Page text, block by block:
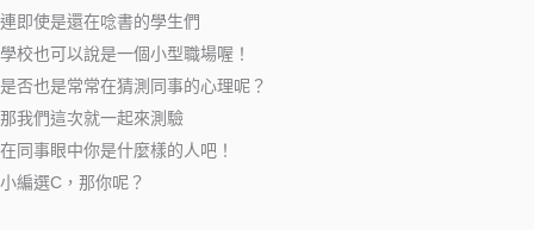
連即使是還在唸書的學生們
學校也可以說是一個小型職場喔！
是否也是常常在猜測同事的心理呢？
那我們這次就一起來測驗
在同事眼中你是什麼樣的人吧！
小編選C，那你呢？